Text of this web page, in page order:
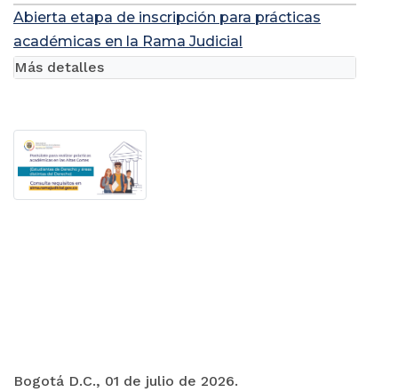
Abierta etapa de inscripción para prácticas
académicas en la Rama Judicial
Bogotá D.C., 01 de julio de 2026.
Más detalles